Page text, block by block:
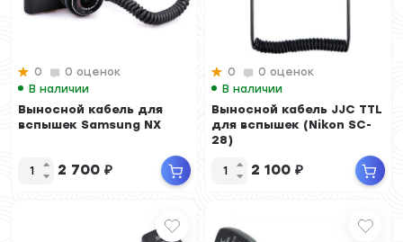
0
0 оценок
В наличии
Выносной кабель для
вспышек Samsung NX
2 700 ₽
0
0 оценок
В наличии
Выносной кабель JJC TTL
для вспышек (Nikon SC-
28)
2 100 ₽